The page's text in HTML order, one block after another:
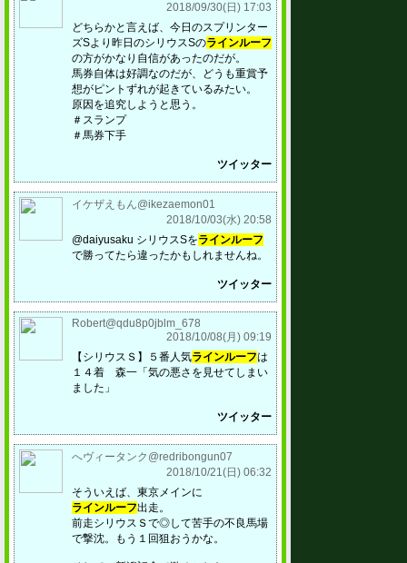
2018/09/30(日) 17:03
どちらかと言えば、今日のスプリンター
ズSより昨日のシリウスSのラインルーフ
の方がかなり自信があったのだが。
馬券自体は好調なのだが、どうも重賞予
想がピントずれが起きているみたい。
原因を追究しようと思う。
＃スランプ
＃馬券下手
ツイッター
イケザえもん@ikezaemon01
2018/10/03(水) 20:58
@daiyusaku シリウスSをラインルーフ
で勝ってたら違ったかもしれませんね。
ツイッター
Robert@qdu8p0jblm_678
2018/10/08(月) 09:19
【シリウスＳ】５番人気ラインルーフは
１４着 森一「気の悪さを見せてしまい
ました」
ツイッター
へヴィータンク@redribongun07
2018/10/21(日) 06:32
そういえば、東京メインに
ラインルーフ出走。
前走シリウスＳで◎して苦手の不良馬場
で撃沈。もう１回狙おうかな。